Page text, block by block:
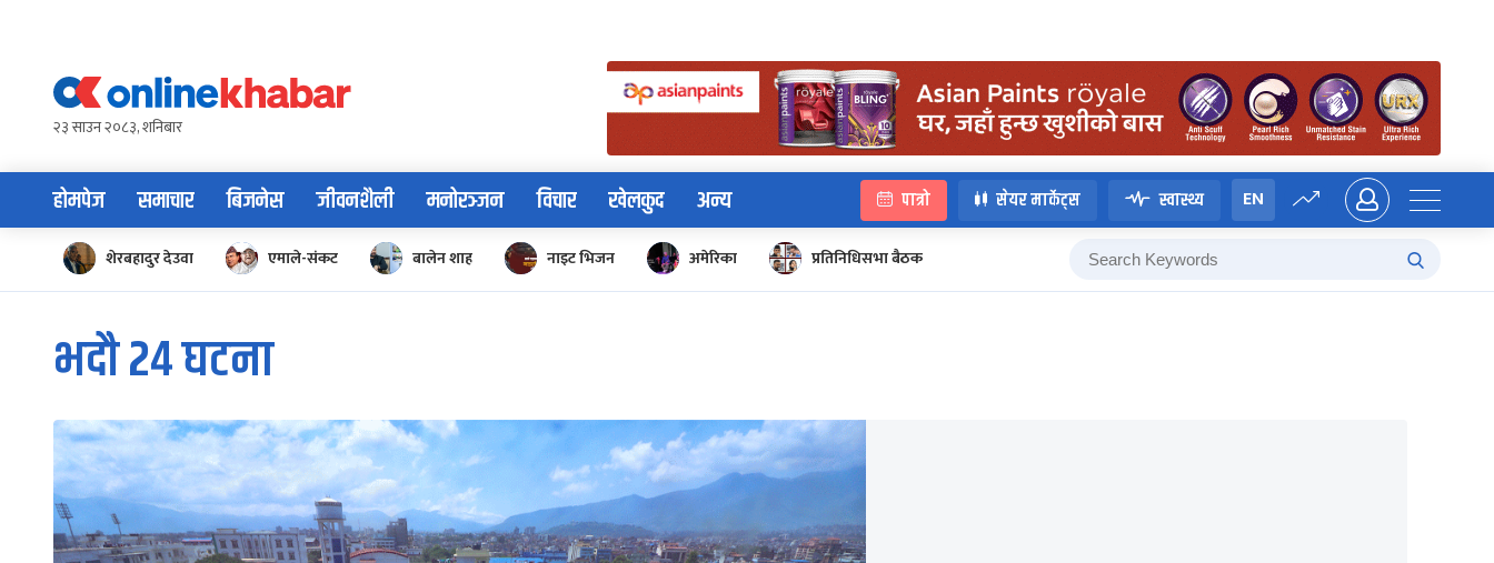
content२३ साउन २०८३, शनिबार
होमपेज समाचार बिजनेस जीवनशैली मनोरञ्जन विचार खेलकुद अन्य पात्रो सेयर मार्केट्स स्वास्थ्य EN
शेरबहादुर देउवा एमाले-संकट बालेन शाह नाइट भिजन अमेरिका प्रतिनिधिसभा बैठक
भदौ २४ घटना